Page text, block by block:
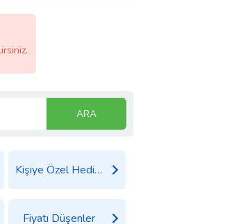
ARA
Kişiye Özel Hediyeler
Fiyatı Düşenler